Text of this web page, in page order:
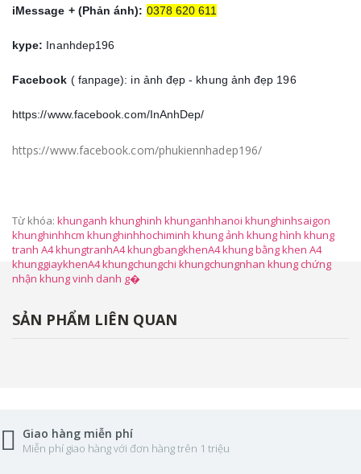
iMessage + (Phản ánh): 0378 620 611
kype: Inanhdep196
Facebook ( fanpage): in ảnh đẹp - khung ảnh đẹp 196
https://www.facebook.com/InAnhDep/
https://www.facebook.com/phukiennhadep196/
Từ khóa: khunganh khunghinh khunganhhanoi khunghinhsaigon
khunghinhhcm khunghinhhochiminh khung ảnh khung hình khung
tranh A4 khungtranhA4 khungbangkhenA4 khung bằng khen A4
khunggiaykhenA4 khungchungchi khungchungnhan khung chứng
nhận khung vinh danh g�
SẢN PHẨM LIÊN QUAN
Giao hàng miễn phí
Miễn phí giao hàng với đơn hàng trên 1 triệu